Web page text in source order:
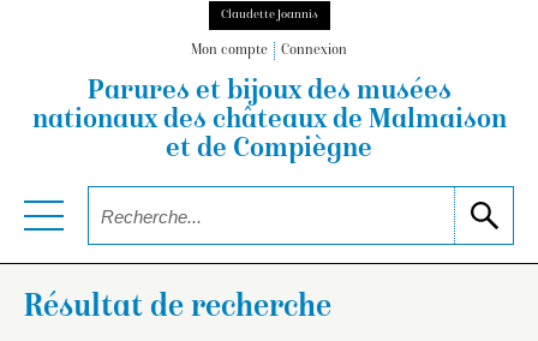
Claudette Joannis
Mon compte Connexion
Parures et bijoux des musées
nationauxdes châteaux de Malmaison
et de Compiègne
Résultat de recherche